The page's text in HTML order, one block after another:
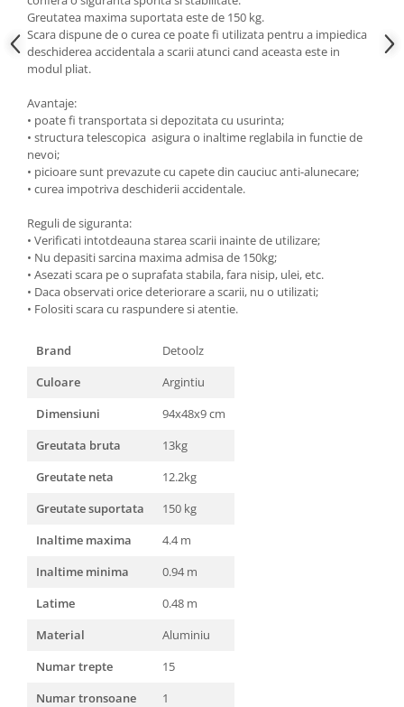
Masini de spalat vase incorporabile
Masini de spalat vase
independente
Pachete Incorporabile
Pirostrii & Arzatoare
Plasa umbrire
Pompe de stropit
Radiatoare
Semanatoare,Plantatoare
Sere
Sobe pe gaz & electrice
Suflante Frunze
Unelte Gradinarit
Ventilatoare & Sisteme Racire
Zootehnie
Foarfeci tuns oi
Incubatoare oua
Greutatea maxima suportata este de 150 kg.
Scara dispune de o curea ce poate fi utilizata pentru a impiedica
deschiderea accidentala a scarii atunci cand aceasta este in
modul pliat.
Avantaje:
• poate fi transportata si depozitata cu usurinta;
• structura telescopica asigura o inaltime reglabila in functie de
nevoi;
• picioare sunt prevazute cu capete din cauciuc anti-alunecare;
• curea impotriva deschiderii accidentale.
Reguli de siguranta:
• Verificati intotdeauna starea scarii inainte de utilizare;
• Nu depasiti sarcina maxima admisa de 150kg;
• Asezati scara pe o suprafata stabila, fara nisip, ulei, etc.
• Daca observati orice deteriorare a scarii, nu o utilizati;
• Folositi scara cu raspundere si atentie.
Brand
Detoolz
Culoare
Argintiu
Dimensiuni
94x48x9 cm
Greutata bruta
13kg
Greutate neta
12.2kg
Greutate suportata
150 kg
Inaltime maxima
4.4 m
Inaltime minima
0.94 m
Latime
0.48 m
Material
Aluminiu
Numar trepte
15
Numar tronsoane
1